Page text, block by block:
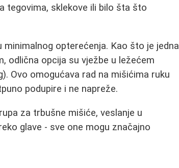
tegovima, sklekove ili bilo šta što
opterećenja. Kao što je jedna
odlična opcija su vježbe u ležećem
Ovo omogućava rad na mišićima ruku
podupire i ne napreže.
za trbušne mišiće, veslanje u
glave - sve one mogu značajno